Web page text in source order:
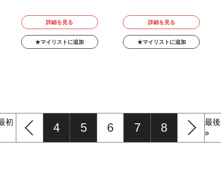
詳細を見る
マイリストに追加
詳細を見る
マイリストに追加
初 4 5 6 7 8
最
»